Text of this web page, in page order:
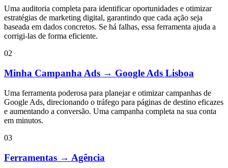
Uma auditoria completa para identificar oportunidades e otimizar
estratégias de marketing digital, garantindo que cada ação seja
baseada em dados concretos. Se há falhas, essa ferramenta ajuda a
corrigi-las de forma eficiente.
02
Minha Campanha Ads → Google Ads Lisboa
Uma ferramenta poderosa para planejar e otimizar campanhas de
Google Ads, direcionando o tráfego para páginas de destino eficazes
e aumentando a conversão. Uma campanha completa na sua conta
em minutos.
03
Ferramentas → Agência